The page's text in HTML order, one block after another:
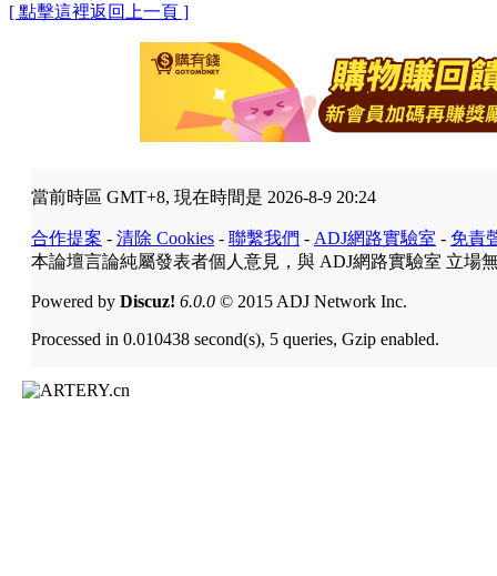
[ 點擊這裡返回上一頁 ]
當前時區 GMT+8, 現在時間是 2026-8-9 20:24
合作提案 - 清除 Cookies - 聯繫我們 - ADJ網路實驗室 - 免責
本論壇言論純屬發表者個人意見，與 ADJ網路實驗室 立場
Powered by Discuz! 6.0.0 © 2015 ADJ Network Inc.
Processed in 0.010438 second(s), 5 queries, Gzip enabled.